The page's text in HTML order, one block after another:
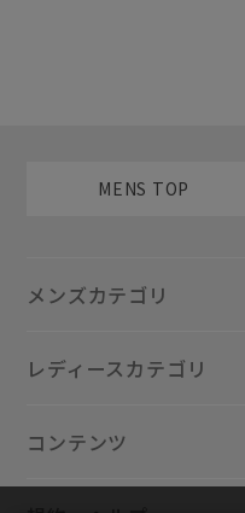
MENS TOP
メンズカテゴリ
レディースカテゴリ
コンテンツ